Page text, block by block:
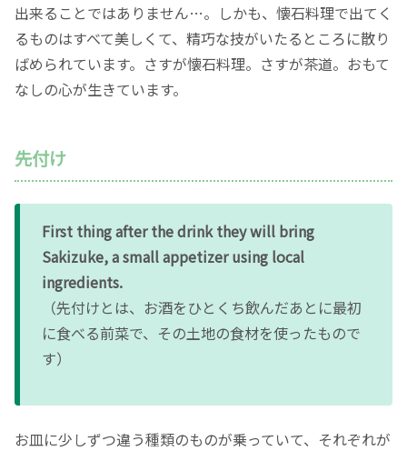
出来ることではありません…。しかも、懐石料理で出てく
るものはすべて美しくて、精巧な技がいたるところに散り
ばめられています。さすが懐石料理。さすが茶道。おもて
なしの心が生きています。
先付け
First thing after the drink they will bring
Sakizuke, a small appetizer using local
ingredients.
（先付けとは、お酒をひとくち飲んだあとに最初
に食べる前菜で、その土地の食材を使ったもので
す）
お皿に少しずつ違う種類のものが乗っていて、それぞれが